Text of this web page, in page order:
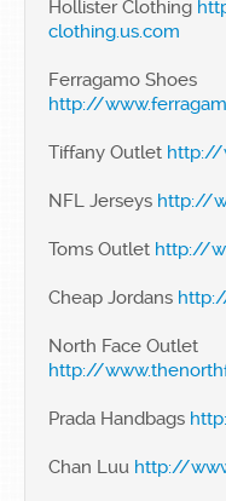
Hollister Clothing
clothing.us.com
Ferragamo Shoes
http://
Tiffany Outlet http://
NFL Jerseys http://
Toms Outlet http://
Cheap Jordans
North Face Outlet
http://
Prada Handbags
Chan Luu http://